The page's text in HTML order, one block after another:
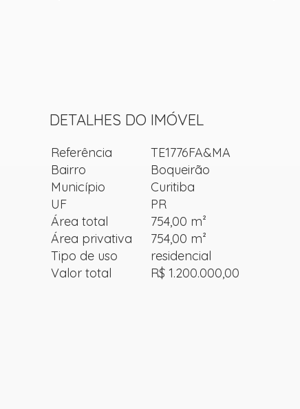
DETALHES DO IMÓVEL
Referência
TE1776FA&MA
Bairro
Boqueirão
Município
Curitiba
UF
PR
Área total
754,00 m²
Área privativa
754,00 m²
Tipo de uso
residencial
Valor total
R$ 1.200.000,00